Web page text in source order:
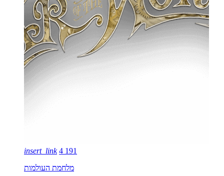
insert_link 4 191
מלחמת העולמות